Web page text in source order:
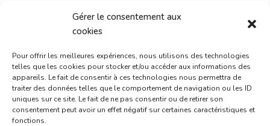
Gérer le consentement aux
cookies
Pour offrir les meilleures expériences, nous utilisons des technologies
telles que les cookies pour stocker et/ou accéder aux informations des
appareils. Le fait de consentir à ces technologies nous permettra de
traiter des données telles que le comportement de navigation ou les ID
uniques sur ce site. Le fait de ne pas consentir ou de retirer son
consentement peut avoir un effet négatif sur certaines caractéristiques et
fonctions.
Dupont (place de la République)
Bonnemaire (rue Saint-Jacques)
Du 31 août au 4 septembre :
pharmacie Charignon-Dumas (La